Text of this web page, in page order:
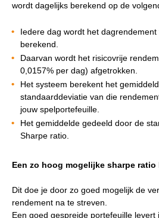
wordt dagelijks berekend op de
Iedere dag wordt het
berekend.
Daarvan wordt het risicovrije
0,0157% per dag) afgetrokken.
Het systeem berekent het
standaarddeviatie van die
jouw spelportefeuille.
Het gemiddelde gedeeld door de
Sharpe ratio.
Een zo hoog mogelijke sharpe ratio
Dit doe je door zo goed mogelijk de
rendement na te streven.
Een goed gespreide portefeuille